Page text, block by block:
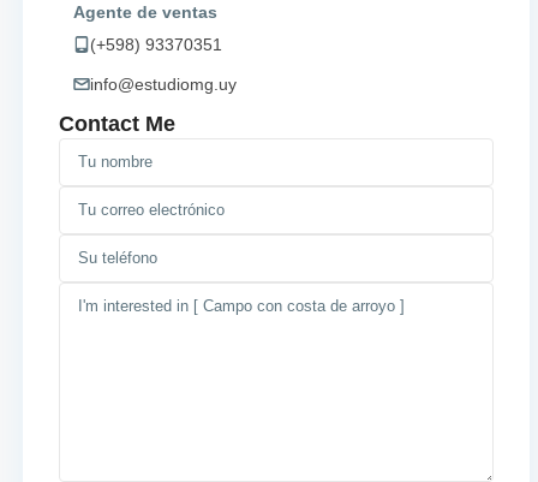
Agente de ventas
(+598) 93370351
info@estudiomg.uy
Contact Me